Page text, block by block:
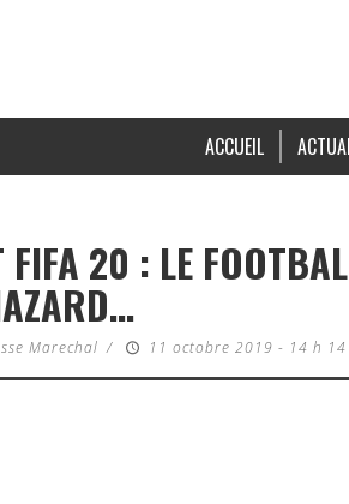
ACCUEIL
FIFA 20 : LE
Marechal / 11 octobre 2019 - 14 h 14